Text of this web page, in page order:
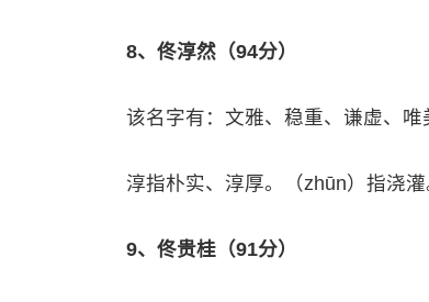
8、佟淳然（94分）
该名字有：文雅、稳重、谦虚、唯
淳指朴实、淳厚。（zhūn）指浇
9、佟贵桂（91分）